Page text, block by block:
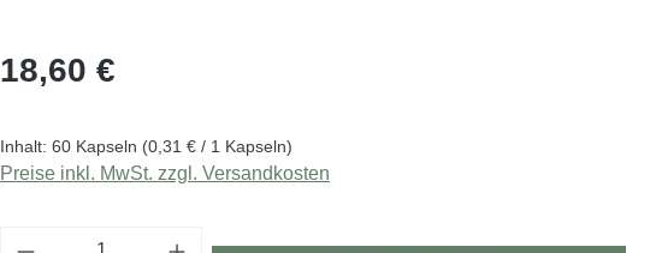
Regulärer Preis:
18,60 €
Inhalt: 60 Kapseln (0,31 € / 1 Kapseln)
Preise inkl. MwSt. zzgl. Versandkosten
Produkt Anzahl: Gib den gewünschten Wert ein